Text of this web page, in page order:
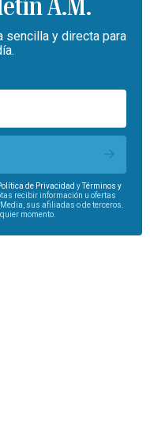
A.M.
sencilla y directa para
de Privacidad yTérminos y
recibir información u ofertas
sus afiliadas o de terceros.
momento.